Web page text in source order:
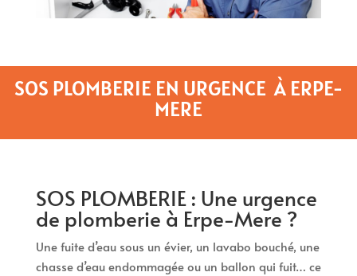
SOS PLOMBERIE EN URGENCE À ERPE-
MERE
SOS PLOMBERIE : Une urgence
de plomberie à Erpe-Mere ?
Une fuite d’eau sous un évier, un lavabo bouché, une
chasse d’eau endommagée ou un ballon qui fuit… ce